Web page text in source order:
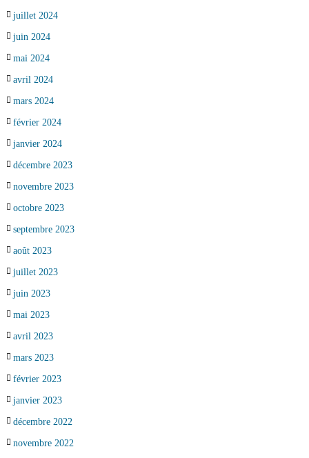
juillet 2024
juin 2024
mai 2024
avril 2024
mars 2024
février 2024
janvier 2024
décembre 2023
novembre 2023
octobre 2023
septembre 2023
août 2023
juillet 2023
juin 2023
mai 2023
avril 2023
mars 2023
février 2023
janvier 2023
décembre 2022
novembre 2022